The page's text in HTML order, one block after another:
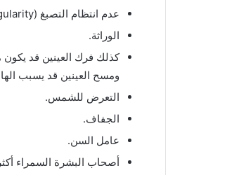
عدم انتظام التصبغ (Pigmentation irregularity).
الوراثة.
كذلك فرك العينين قد يكون
ومسح العينين قد يسبب
التعرض للشمس.
الجفاف.
عامل السن.
أصحاب البشرة السمراء